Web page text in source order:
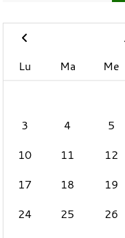
Lu
Ma Me
3
4 5
10
11 12
17
18 19
24
25 26